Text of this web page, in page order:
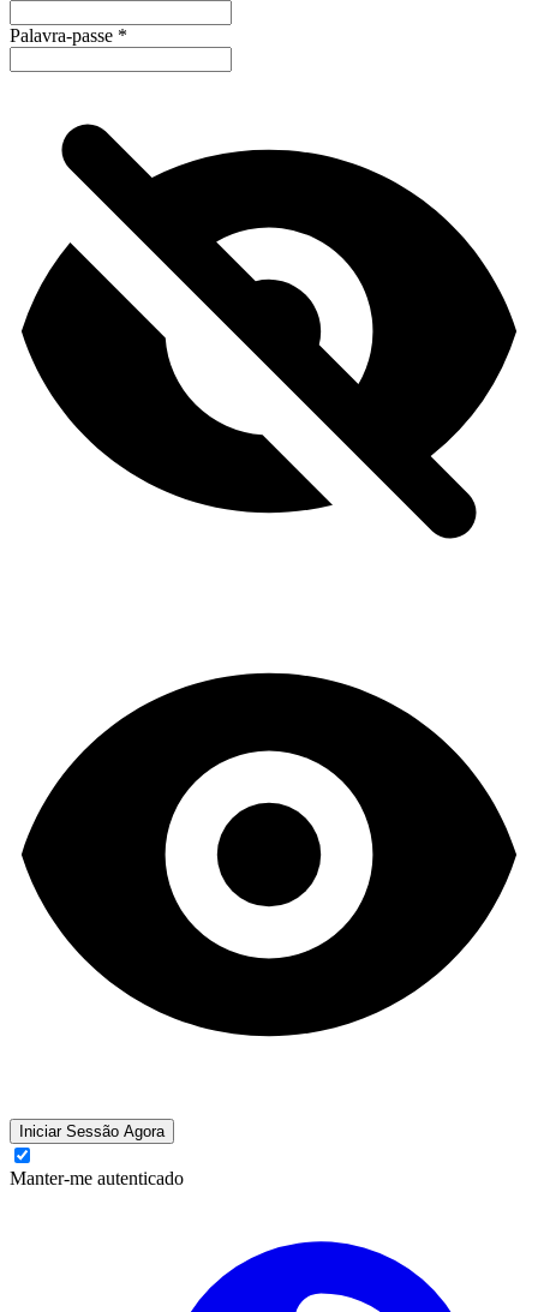
Palavra-passe *
Iniciar Sessão Agora
Manter-me autenticado